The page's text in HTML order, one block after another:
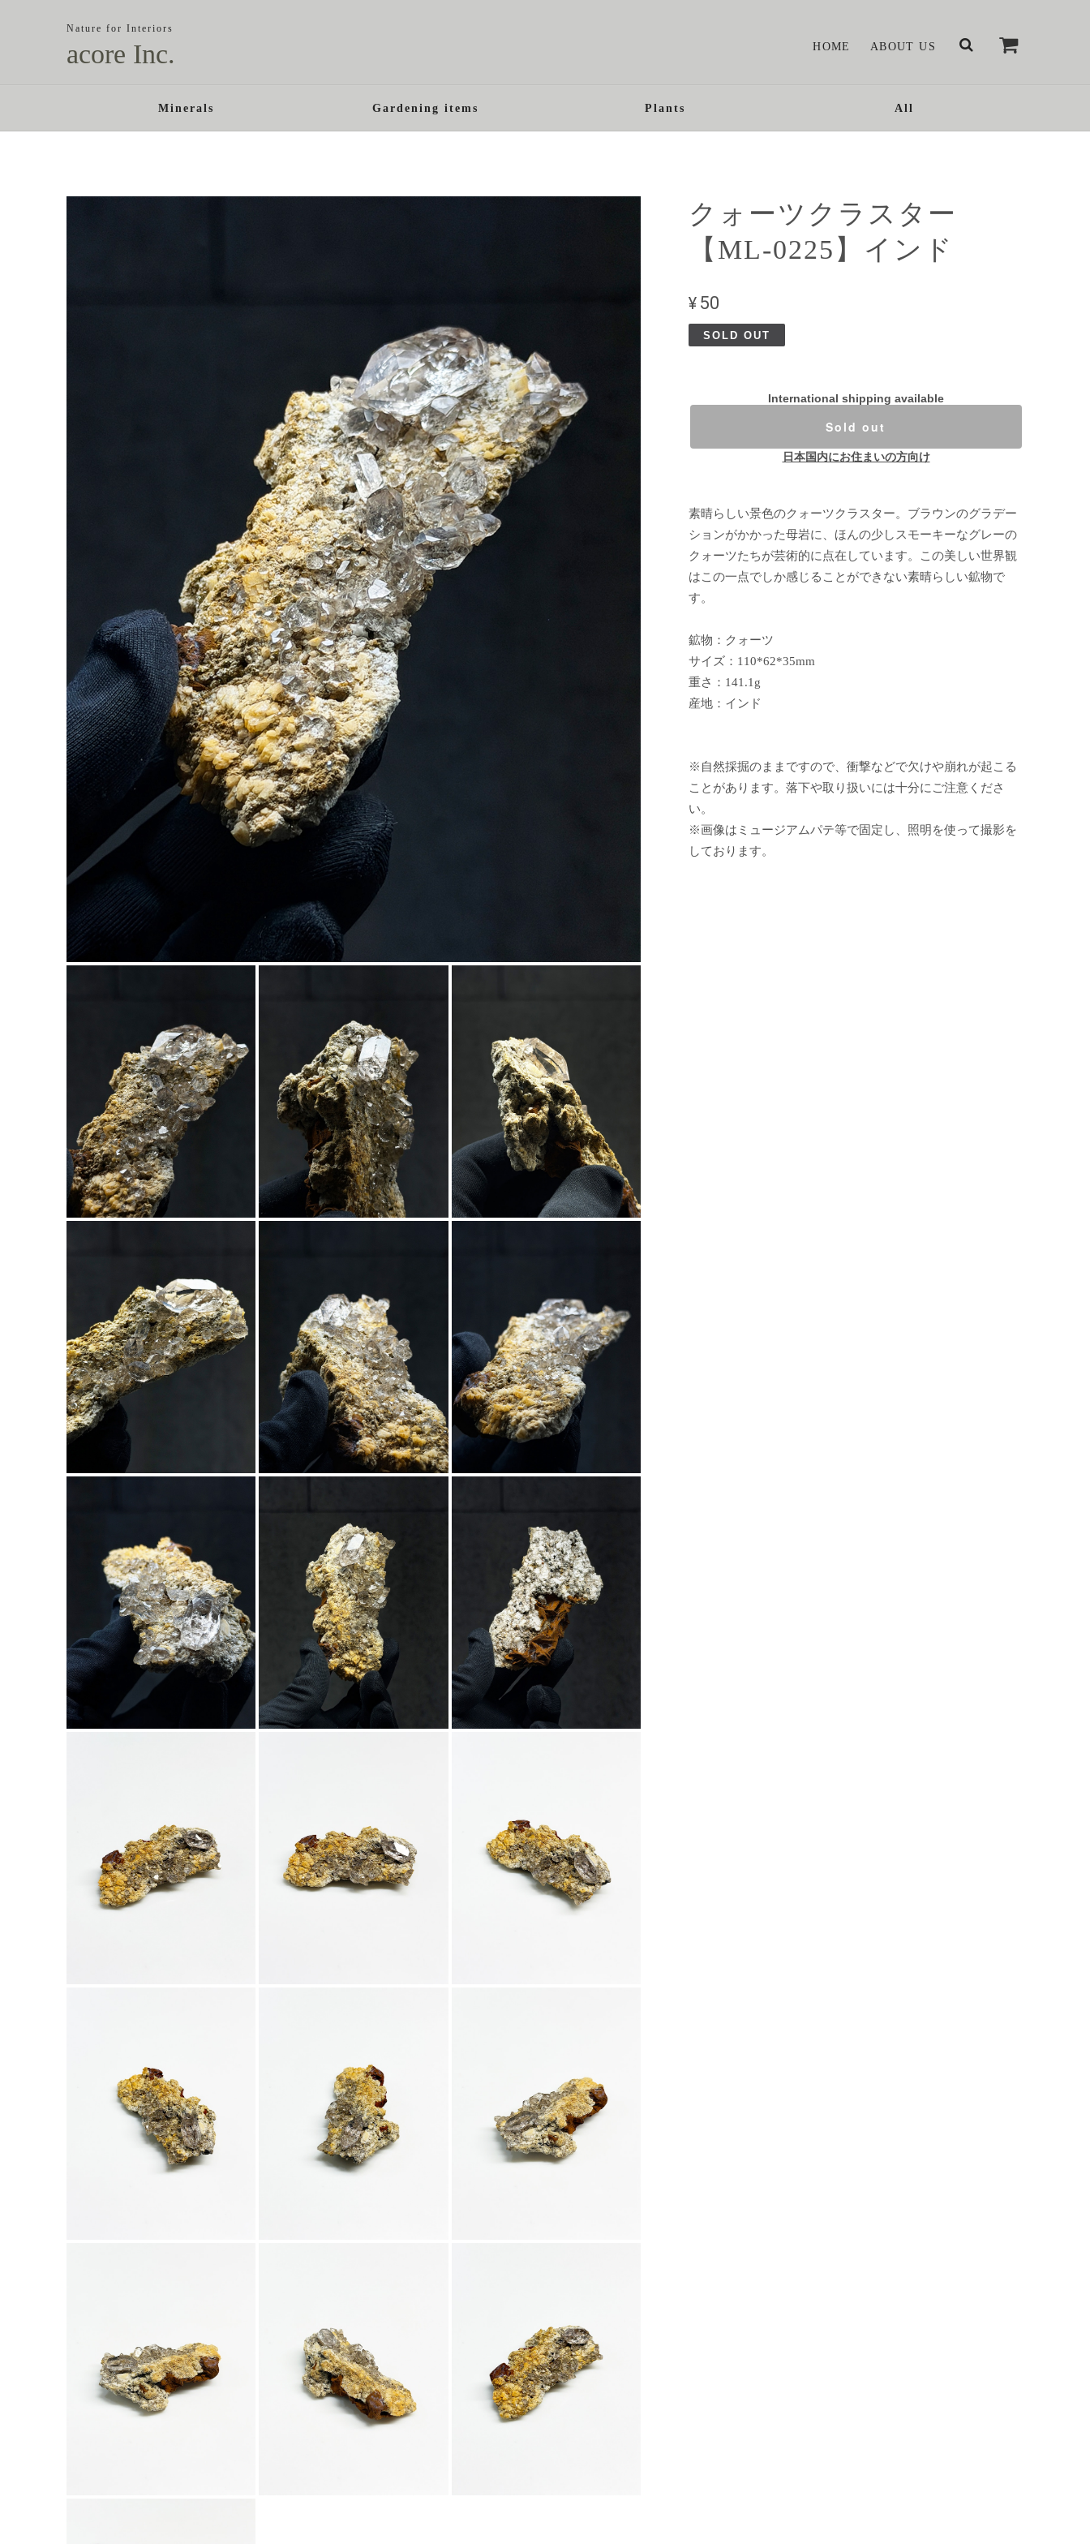
Nature for Interiors
acore Inc. HOME ABOUT US
Minerals Gardening items Plants All
クォーツクラスター
【ML-0225】インド
¥50
SOLD OUT
International shipping available
Sold out
日本国内にお住まいの方向け
素晴らしい景色のクォーツクラスター。ブラウンのグラデー
ションがかかった母岩に、ほんの少しスモーキーなグレーの
クォーツたちが芸術的に点在しています。この美しい世界観
はこの一点でしか感じることができない素晴らしい鉱物で
す。
鉱物：クォーツ
サイズ：110*62*35mm
重さ：141.1g
産地：インド
※自然採掘のままですので、衝撃などで欠けや崩れが起こる
ことがあります。落下や取り扱いには十分にご注意くださ
い。
※画像はミュージアムパテ等で固定し、照明を使って撮影を
しております。